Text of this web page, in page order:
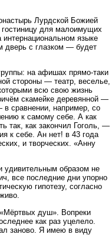
Лурдской Божией
для малоимущих
языке
дверь с глазком — будет
на афишах прямо-таки
стороны — театр, веселье,
всю свою жизнь
скамейке деревянной —
сравнении, например, со
к самому себе. А как
так, как закончил Гоголь, —
к себе. Ан нет! в 43 года
и творческих. «Анну
удивительным образом не
все последние дни упорно
гипотезу, согласно
«Мёртвых душ». Вопреки
как раз уцелело.
заново. Я имею в виду